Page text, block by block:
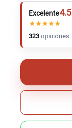
Excelente4.5
★★★★★
323 opiniones